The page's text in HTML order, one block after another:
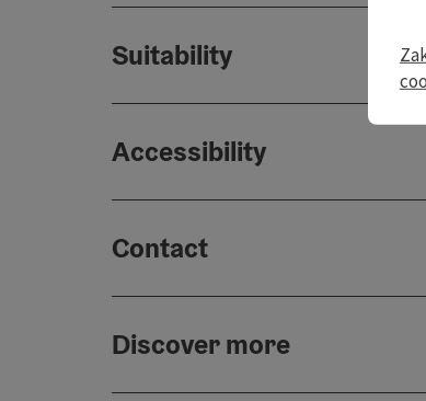
Suitability
Accessibility
Contact
Discover more